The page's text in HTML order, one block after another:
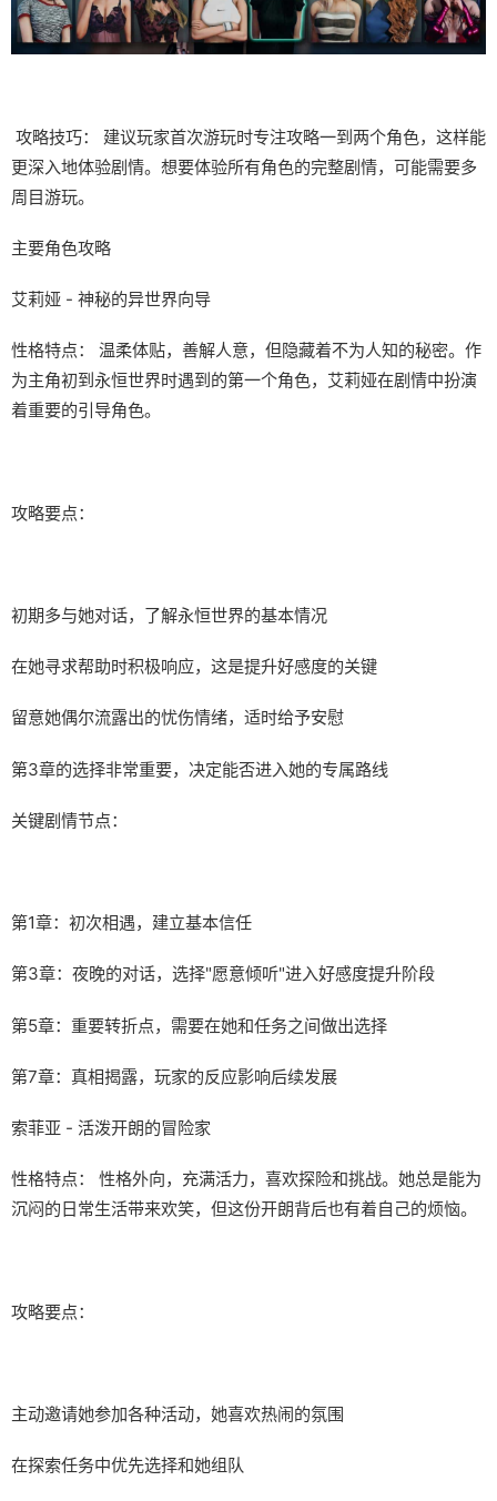
攻略技巧： 建议玩家首次游玩时专注攻略一到两个角色，这样能
更深入地体验剧情。想要体验所有角色的完整剧情，可能需要多
周目游玩。
主要角色攻略
艾莉娅 - 神秘的异世界向导
性格特点： 温柔体贴，善解人意，但隐藏着不为人知的秘密。作
为主角初到永恒世界时遇到的第一个角色，艾莉娅在剧情中扮演
着重要的引导角色。
攻略要点：
初期多与她对话，了解永恒世界的基本情况
在她寻求帮助时积极响应，这是提升好感度的关键
留意她偶尔流露出的忧伤情绪，适时给予安慰
第3章的选择非常重要，决定能否进入她的专属路线
关键剧情节点：
第1章：初次相遇，建立基本信任
第3章：夜晚的对话，选择"愿意倾听"进入好感度提升阶段
第5章：重要转折点，需要在她和任务之间做出选择
第7章：真相揭露，玩家的反应影响后续发展
索菲亚 - 活泼开朗的冒险家
性格特点： 性格外向，充满活力，喜欢探险和挑战。她总是能为
沉闷的日常生活带来欢笑，但这份开朗背后也有着自己的烦恼。
攻略要点：
主动邀请她参加各种活动，她喜欢热闹的氛围
在探索任务中优先选择和她组队